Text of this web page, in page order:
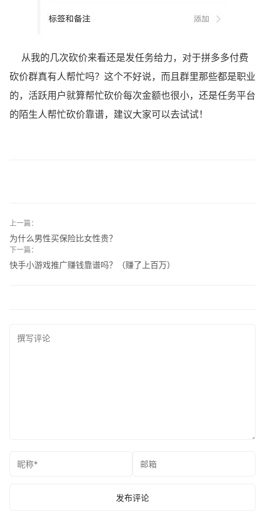
从我的几次砍价来看还是发任务给力，对于拼多多付费
砍价群真有人帮忙吗？这个不好说，而且群里那些都是职业
的，活跃用户就算帮忙砍价每次金额也很小，还是任务平台
的陌生人帮忙砍价靠谱，建议大家可以去试试！
上一篇：
为什么男性买保险比女性贵？
下一篇：
快手小游戏推广赚钱靠谱吗？（赚了上百万）